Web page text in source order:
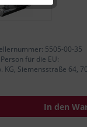
5505-00-35
für die EU:
KG, Siemensstraße 64,
In den